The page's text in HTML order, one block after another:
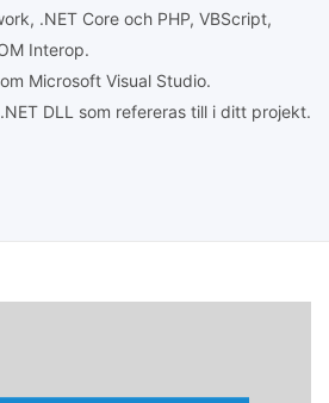
.NET Core och PHP, VBScript,
Interop.
Microsoft Visual Studio.
DLL som refereras till i ditt projekt.